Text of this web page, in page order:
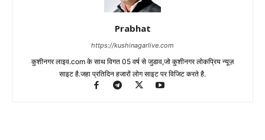
Prabhat
https://kushinagarlive.com
कुशीनगर लाइव.com के साथ विगत 05 वर्ष से जुडाव,जो कुशीनगर लोकप्रिय न्यूज़
साइट है.जहा प्रतिदिन हजारों लोग साइट पर विजिट करते है.